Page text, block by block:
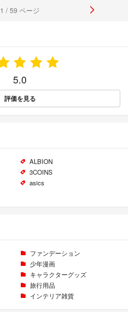
1 / 59 ページ
5.0
評価を見る
ALBION
3COINS
asics
ファンデーション
少年漫画
キャラクターグッズ
旅行用品
インテリア雑貨